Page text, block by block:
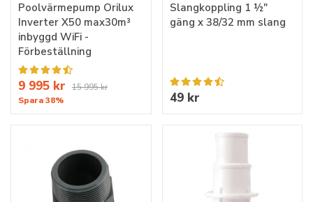
Poolvärmepump Orilux
Inverter X50 max30m³
inbyggd WiFi -
Förbeställning
9 995 kr
15 995 kr
Spara 38%
Slangkoppling 1 ½"
gäng x 38/32 mm slang
49 kr